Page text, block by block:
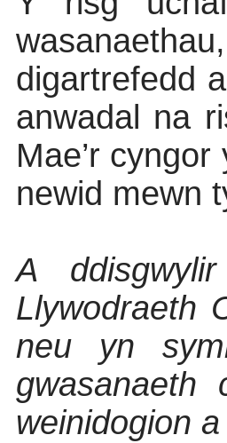
digartrefedd
anwadal na
Mae’r
newid mewn
A
Llywodraeth
neu yn
gwasanaeth
weinidogion